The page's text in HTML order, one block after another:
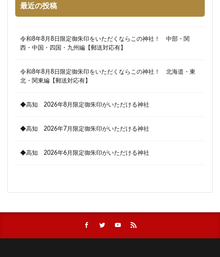
最近の投稿
令和8年8月8日限定御朱印をいただくならこの神社！ 中部・関
西・中国・四国・九州編【郵送対応有】
令和8年8月8日限定御朱印をいただくならこの神社！ 北海道・東
北・関東編【郵送対応有】
◆高知 2026年8月限定御朱印がいただける神社
◆高知 2026年7月限定御朱印がいただける神社
◆高知 2026年6月限定御朱印がいただける神社